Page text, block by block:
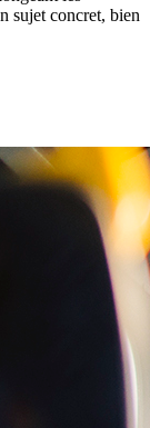
sujet concret, bien